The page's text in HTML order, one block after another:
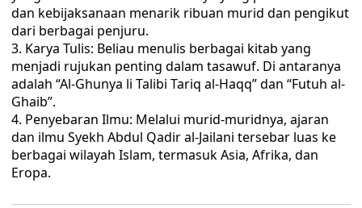
dan kebijaksanaan menarik ribuan murid dan pengikut
dari berbagai penjuru.
Karya Tulis: Beliau menulis berbagai kitab yang
menjadi rujukan penting dalam tasawuf. Di antaranya
adalah “Al-Ghunya li Talibi Tariq al-Haqq” dan “Futuh al-
Ghaib”.
Penyebaran Ilmu: Melalui murid-muridnya, ajaran
dan ilmu Syekh Abdul Qadir al-Jailani tersebar luas ke
berbagai wilayah Islam, termasuk Asia, Afrika, dan
Eropa.